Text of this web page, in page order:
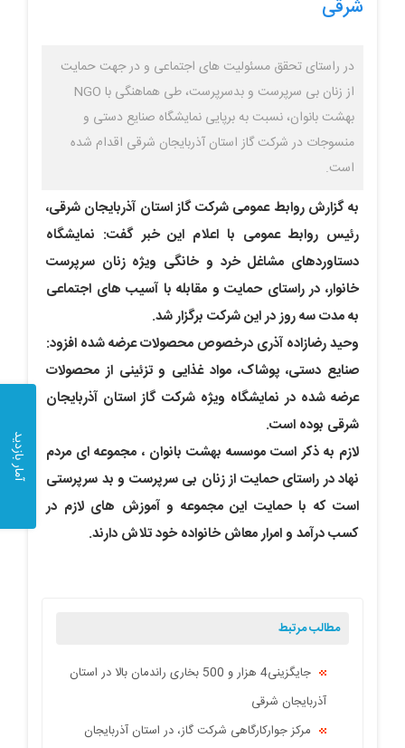
آمار بازدید
شرقی
در راستای تحقق مسئولیت های اجتماعی و در جهت حمایت
از زنان بی سرپرست و بدسرپرست، طی هماهنگی با NGO
بهشت بانوان، نسبت به برپایی نمایشگاه صنایع دستی و
منسوجات در شرکت گاز استان آذربایجان شرقی اقدام شده
است.
به گزارش روابط عمومی شرکت گاز استان آذربایجان شرقی،
رئیس روابط عمومی با اعلام این خبر گفت: نمایشگاه
دستاوردهای مشاغل خرد و خانگی ویژه زنان سرپرست
خانوار، در راستای حمایت و مقابله با آسیب های اجتماعی
به مدت سه روز در این شرکت برگزار شد.
وحید رضازاده آذری درخصوص محصولات عرضه شده افزود:
صنایع دستی، پوشاک، مواد غذایی و تزئینی از محصولات
عرضه شده در نمایشگاه ویژه شرکت گاز استان آذربایجان
شرقی بوده است.
لازم به ذکر است موسسه بهشت بانوان ، مجموعه ای مردم
نهاد در راستای حمایت از زنان بی سرپرست و بد سرپرستی
است که با حمایت این مجموعه و آموزش های لازم در
کسب درآمد و امرار معاش خانواده خود تلاش دارند.
مطالب مرتبط
جایگزینی4 هزار و 500 بخاری راندمان بالا در استان
آذربایجان شرقی
مرکز جوارکارگاهی شرکت گاز، در استان آذربایجان